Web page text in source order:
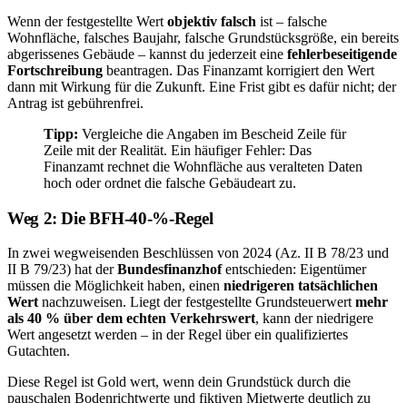
Wenn der festgestellte Wert objektiv falsch ist – falsche
Wohnfläche, falsches Baujahr, falsche Grundstücksgröße, ein bereits
abgerissenes Gebäude – kannst du jederzeit eine fehlerbeseitigende
Fortschreibung beantragen. Das Finanzamt korrigiert den Wert
dann mit Wirkung für die Zukunft. Eine Frist gibt es dafür nicht; der
Antrag ist gebührenfrei.
Tipp: Vergleiche die Angaben im Bescheid Zeile für
Zeile mit der Realität. Ein häufiger Fehler: Das
Finanzamt rechnet die Wohnfläche aus veralteten Daten
hoch oder ordnet die falsche Gebäudeart zu.
Weg 2: Die BFH-40-%-Regel
In zwei wegweisenden Beschlüssen von 2024 (Az. II B 78/23 und
II B 79/23) hat derBundesfinanzhofentschieden: Eigentümer
müssen die Möglichkeit haben, einen niedrigeren tatsächlichen
Wert nachzuweisen. Liegt der festgestellte Grundsteuerwert mehr
als 40 % über dem echten Verkehrswert, kann der niedrigere
Wert angesetzt werden – in der Regel über ein qualifiziertes
Gutachten.
Diese Regel ist Gold wert, wenn dein Grundstück durch die
pauschalen Bodenrichtwerte und fiktiven Mietwerte deutlich zu